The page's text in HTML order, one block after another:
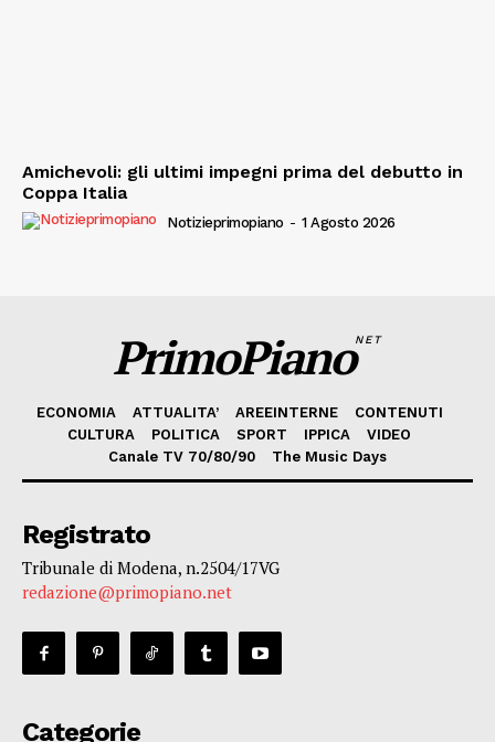
Amichevoli: gli ultimi impegni prima del debutto in
Coppa Italia
Notizieprimopiano - 1 Agosto 2026
PrimoPianoNET
ECONOMIA ATTUALITA’ AREEINTERNE
CONTENUTI
CULTURA
POLITICA SPORT IPPICA
VIDEO
Canale TV 70/80/90
The Music Days
Registrato
Tribunale di Modena, n.2504/17VG
redazione@primopiano.net
Categorie